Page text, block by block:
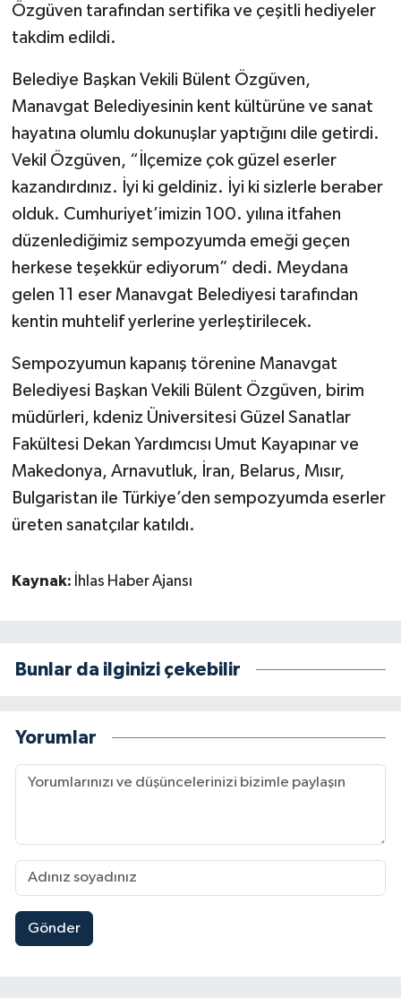
Özgüven tarafından sertifika ve çeşitli hediyeler
takdim edildi.
Belediye Başkan Vekili Bülent Özgüven,
Manavgat Belediyesinin kent kültürüne ve sanat
hayatına olumlu dokunuşlar yaptığını dile getirdi.
Vekil Özgüven, “İlçemize çok güzel eserler
kazandırdınız. İyi ki geldiniz. İyi ki sizlerle beraber
olduk. Cumhuriyet’imizin 100. yılına itfahen
düzenlediğimiz sempozyumda emeği geçen
herkese teşekkür ediyorum” dedi. Meydana
gelen 11 eser Manavgat Belediyesi tarafından
kentin muhtelif yerlerine yerleştirilecek.
Sempozyumun kapanış törenine Manavgat
Belediyesi Başkan Vekili Bülent Özgüven, birim
müdürleri, kdeniz Üniversitesi Güzel Sanatlar
Fakültesi Dekan Yardımcısı Umut Kayapınar ve
Makedonya, Arnavutluk, İran, Belarus, Mısır,
Bulgaristan ile Türkiye’den sempozyumda eserler
üreten sanatçılar katıldı.
Kaynak: İhlas Haber Ajansı
Bunlar da ilginizi çekebilir
Yorumlar
Gönder